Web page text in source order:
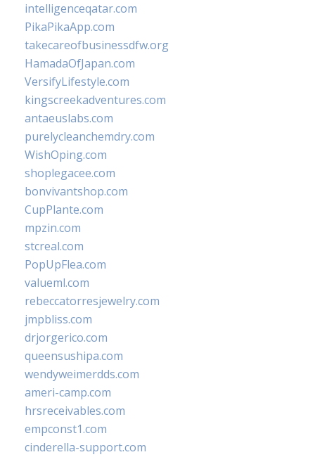
intelligenceqatar.com
PikaPikaApp.com
takecareofbusinessdfw.org
HamadaOfJapan.com
VersifyLifestyle.com
kingscreekadventures.com
antaeuslabs.com
purelycleanchemdry.com
WishOping.com
shoplegacee.com
bonvivantshop.com
CupPlante.com
mpzin.com
stcreal.com
PopUpFlea.com
valueml.com
rebeccatorresjewelry.com
jmpbliss.com
drjorgerico.com
queensushipa.com
wendyweimerdds.com
ameri-camp.com
hrsreceivables.com
empconst1.com
cinderella-support.com